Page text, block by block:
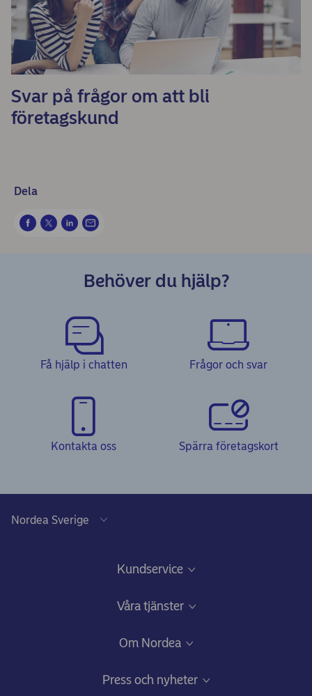
Svar på frågor om att bli
företagskund
Dela
Behöver du hjälp?
Få hjälp i chatten Frågor och svar
Kontakta oss Spärra företagskort
Kundservice
Kundservice, chatt och frågor & svar
Därför ställer vi frågor
Våra tjänster
Om Nordea
Press och nyheter